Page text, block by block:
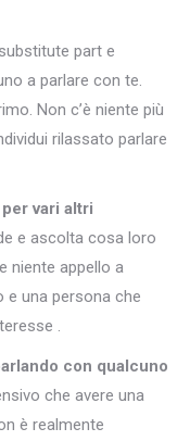
part e
a parlare con te.
Non c’è niente più
rilassato parlare
vari altri
e ascolta cosa loro
niente appello a
una persona che
.
con qualcuno
che avere una
è realmente